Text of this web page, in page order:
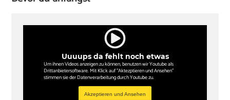
Uuuups da fehlt noch etwas
Um ihnen Videos anzeigen zu können, benutzen wir Youtube als
Drittanbietersoftware. Mit Klick auf "Aktezptieren und Ansehen"
stimmen sie der Datenverarbeitung durch Youtube zu.
Akzeptieren und Ansehen